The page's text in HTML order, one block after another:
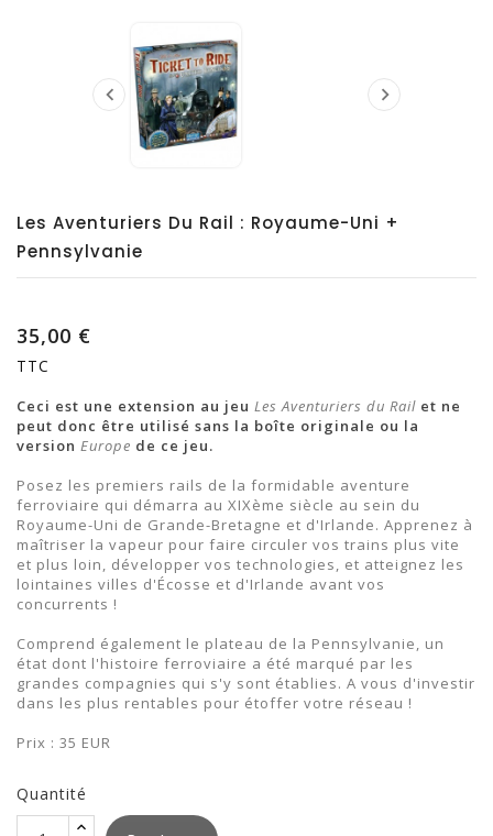
 
Les Aventuriers Du Rail : Royaume-Uni +
Pennsylvanie
35,00 €
TTC
Ceci est une extension au jeu Les Aventuriers du Rail et ne
peut donc être utilisé sans la boîte originale ou la
version Europe de ce jeu.
Posez les premiers rails de la formidable aventure
ferroviaire qui démarra au XIXème siècle au sein du
Royaume-Uni de Grande-Bretagne et d'Irlande. Apprenez à
maîtriser la vapeur pour faire circuler vos trains plus vite
et plus loin, développer vos technologies, et atteignez les
lointaines villes d'Écosse et d'Irlande avant vos
concurrents !
Comprend également le plateau de la Pennsylvanie, un
état dont l'histoire ferroviaire a été marqué par les
grandes compagnies qui s'y sont établies. A vous d'investir
dans les plus rentables pour étoffer votre réseau !
Prix : 35 EUR
Quantité